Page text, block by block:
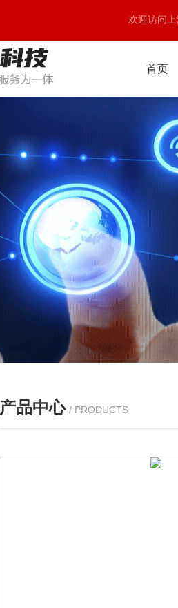
欢迎访问
首页
产品中心 / PRODUCTS